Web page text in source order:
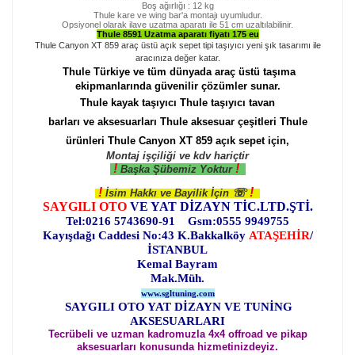
Boş ağırlığı : 12 kg
Thule kare ve wing bar'a montajı uyumludur.
Opsiyonel olarak ilave uzatma aparatı ile 51 cm uzaltılabilinir.
Thule 8591 Uzatma aparatı fiyatı 175 eu
Thule Canyon XT 859 araç üstü açık sepet tipi taşıyıcı yeni şık tasarımı ile
aracınıza değer katar.
Thule Türkiye ve tüm dünyada araç üstü taşıma
ekipmanlarında güvenilir çözümler sunar.
Thule kayak taşıyıcı Thule taşıyıcı tavan
barları ve aksesuarları Thule aksesuar çeşitleri Thule
ürünleri Thule Canyon XT 859 açık sepet için,
Montaj işçiliği ve kdv hariçtir
! Başka Şübemiz Yoktur !
! İsim Hakkı ve Bayilik İçin☏ !
SAYGILI OTOVE YAT DİZAYN TİC.LTD.ŞTİ.
Tel:0216 5743690-91 Gsm:0555 9949755
Kayışdağı Caddesi No:43 K.Bakkalköy ATAŞEHİR/
İSTANBUL
Kemal Bayram
Mak.Müh.
www.sgltuning.com
SAYGILI OTO YAT DİZAYN VE TUNİNG
AKSESUARLARI
Tecrübeli ve uzman kadromuzla 4x4 offroad ve pikap
aksesuarları konusunda hizmetinizdeyiz.